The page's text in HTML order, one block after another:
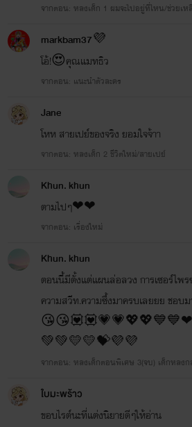
จากตอน: หลงเด็ก 1 ผมจะไปอยู่ที่ไหน/ช่วยเห
markbam37💜
โอ้!😍คุณแมทธิว
จากตอน: แนะนำตัวละคร
Jane
โหห สายเปย์ของจริง ยอมใจจ้าา
จากตอน: หลงเด็ก 2 ชีวิตใหม่/สายเปย์
Khun. khun
ตามไปๆ❤❤
จากตอน: เรื่องใหม่
Khun. khun
ตอนนี้มีตั้งแต่แผนล่อลวง การเซอร์ไพร
ความสวีท.ความซึ้งมาครบเลยยย ชอบ
💚💚💛💛💝💜💜
จากตอน: หลงเด็กตอนพิเศษ 3(จบ) เด็กหลง
ใบมะพร้าว
ขอบไรต์นะที่แต่งนิยายดีๆให้อ่าน